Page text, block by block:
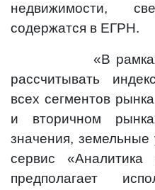
недвижимости,
содержатся в ЕГРН.
«В рамках
рассчитывать
всех сегментов
и вторичном
значения, земельные
сервис «Аналитика
предполагает